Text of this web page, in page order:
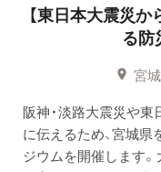
【東日本大震災か
る防
宮
阪神・淡路大震災や
に伝えるため、宮城
ジウムを開催します